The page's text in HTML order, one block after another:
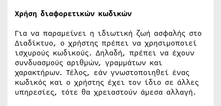
Χρήση διαφορετικών κωδικών
Για να παραμείνει η ιδιωτική ζωή ασφαλής στο
Διαδίκτυο, ο χρήστης πρέπει να χρησιμοποιεί
ισχυρούς κωδικούς. Δηλαδή, πρέπει να έχουν
συνδυασμούς αριθμών, γραμμάτων και
χαρακτήρων. Τέλος, εάν γνωστοποιηθεί ένας
κωδικός και ο χρήστης έχει τον ίδιο σε άλλες
υπηρεσίες, τότε θα χρειαστούν άμεσα αλλαγή.